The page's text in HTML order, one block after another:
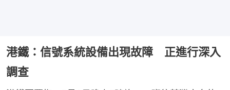
港鐵：信號系統設備出現故障 正進行深入
調查